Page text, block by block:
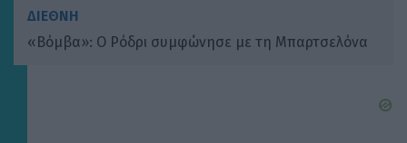
ΔΙΕΘΝΗ
«Βόμβα»: Ο Ρόδρι συμφώνησε με τη Μπαρτσελόνα